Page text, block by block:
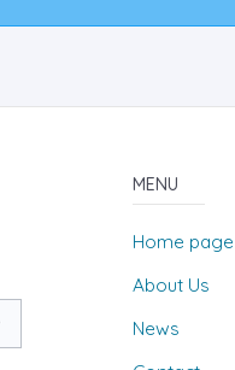
MENU
Home page
About Us
News